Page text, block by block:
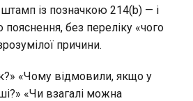
із позначкою 214(b) — і
без переліку «чого
причини.
«Чому відмовили, якщо у
«Чи взагалі можна